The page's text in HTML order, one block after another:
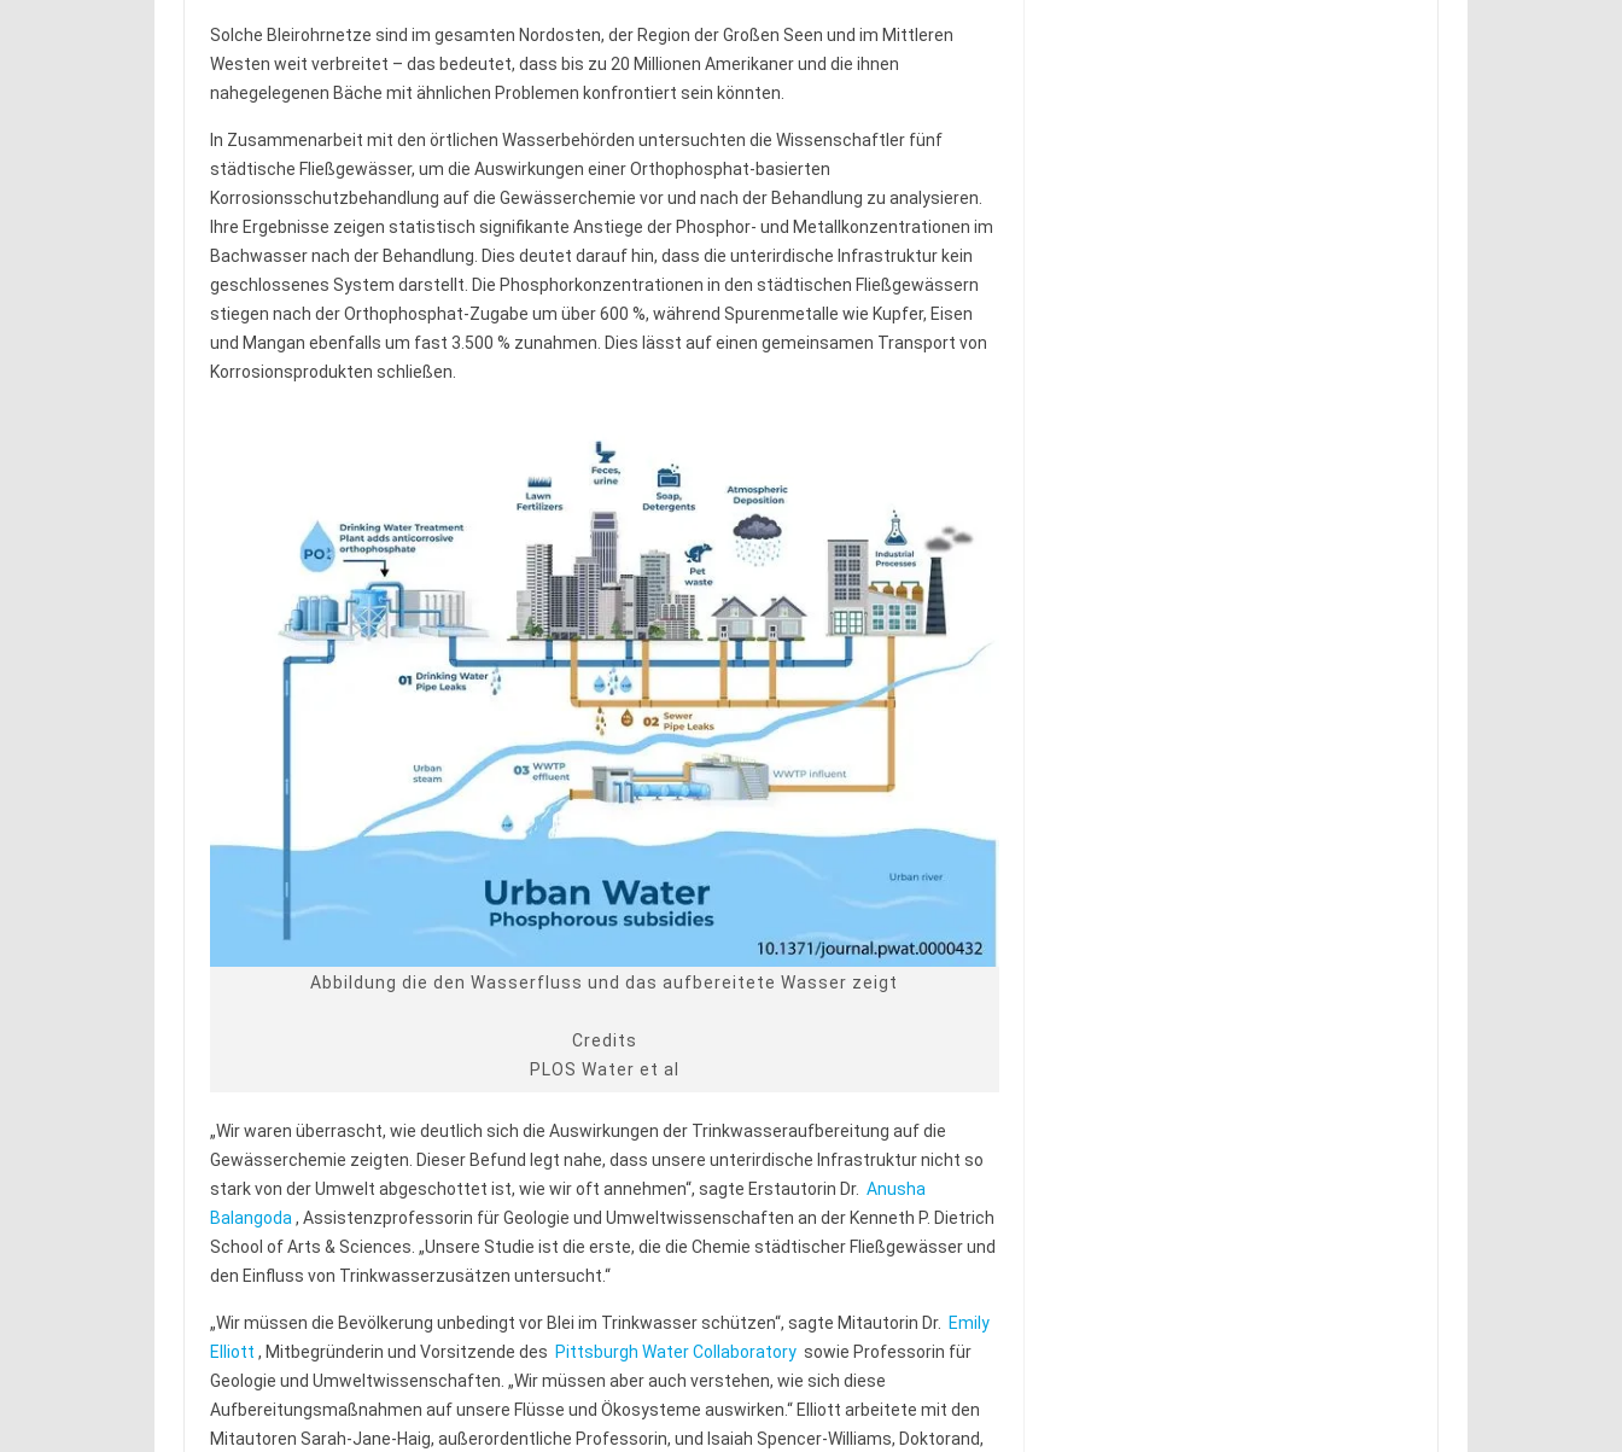
Solche Bleirohrnetze sind im gesamten Nordosten, der Region der Großen Seen und im Mittleren
Westen weit verbreitet – das bedeutet, dass bis zu 20 Millionen Amerikaner und die ihnen
nahegelegenen Bäche mit ähnlichen Problemen konfrontiert sein könnten.
In Zusammenarbeit mit den örtlichen Wasserbehörden untersuchten die Wissenschaftler fünf
städtische Fließgewässer, um die Auswirkungen einer Orthophosphat-basierten
Korrosionsschutzbehandlung auf die Gewässerchemie vor und nach der Behandlung zu analysieren.
Ihre Ergebnisse zeigen statistisch signifikante Anstiege der Phosphor- und Metallkonzentrationen im
Bachwasser nach der Behandlung. Dies deutet darauf hin, dass die unterirdische Infrastruktur kein
geschlossenes System darstellt. Die Phosphorkonzentrationen in den städtischen Fließgewässern
stiegen nach der Orthophosphat-Zugabe um über 600 %, während Spurenmetalle wie Kupfer, Eisen
und Mangan ebenfalls um fast 3.500 % zunahmen. Dies lässt auf einen gemeinsamen Transport von
Korrosionsprodukten schließen.
Abbildung die den Wasserfluss und das aufbereitete Wasser zeigt
Credits
PLOS Water et al
„Wir waren überrascht, wie deutlich sich die Auswirkungen der Trinkwasseraufbereitung auf die
Gewässerchemie zeigten. Dieser Befund legt nahe, dass unsere unterirdische Infrastruktur nicht so
stark von der Umwelt abgeschottet ist, wie wir oft annehmen“, sagte Erstautorin Dr. Anusha
Balangoda , Assistenzprofessorin für Geologie und Umweltwissenschaften an der Kenneth P. Dietrich
School of Arts & Sciences. „Unsere Studie ist die erste, die die Chemie städtischer Fließgewässer und
den Einfluss von Trinkwasserzusätzen untersucht.“
„Wir müssen die Bevölkerung unbedingt vor Blei im Trinkwasser schützen“, sagte Mitautorin Dr.
Emily
Elliott , Mitbegründerin und Vorsitzende des Pittsburgh Water Collaboratorysowie Professorin für
Geologie und Umweltwissenschaften. „Wir müssen aber auch verstehen, wie sich diese
Aufbereitungsmaßnahmen auf unsere Flüsse und Ökosysteme auswirken.“ Elliott arbeitete mit den
Mitautoren Sarah-Jane-Haig, außerordentliche Professorin, und Isaiah Spencer-Williams, Doktorand,